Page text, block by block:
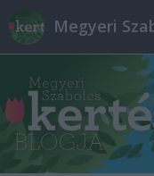
Megyeri